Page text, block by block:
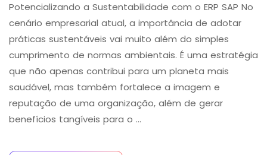
Potencializando a Sustentabilidade com o ERP SAP No
cenário empresarial atual, a importância de adotar
práticas sustentáveis vai muito além do simples
cumprimento de normas ambientais. É uma estratégia
que não apenas contribui para um planeta mais
saudável, mas também fortalece a imagem e
reputação de uma organização, além de gerar
benefícios tangíveis para o …